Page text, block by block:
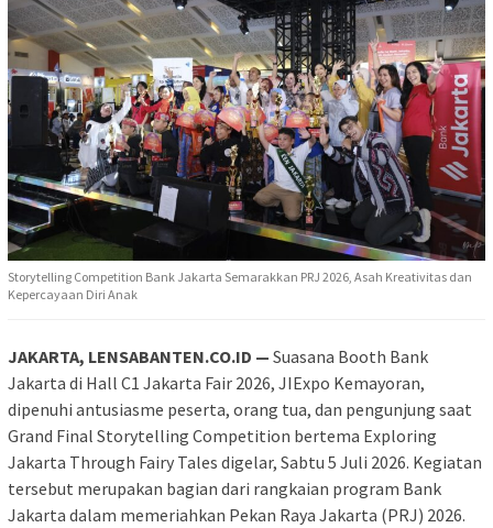
Storytelling Competition Bank Jakarta Semarakkan PRJ 2026, Asah Kreativitas dan
Kepercayaan Diri Anak
JAKARTA, LENSABANTEN.CO.ID — Suasana Booth Bank
Jakarta di Hall C1 Jakarta Fair 2026, JIExpo Kemayoran,
dipenuhi antusiasme peserta, orang tua, dan pengunjung saat
Grand Final Storytelling Competition bertema Exploring
Jakarta Through Fairy Tales digelar, Sabtu 5 Juli 2026. Kegiatan
tersebut merupakan bagian dari rangkaian program Bank
Jakarta dalam memeriahkan Pekan Raya Jakarta (PRJ) 2026.